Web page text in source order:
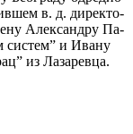
в. д. ди­рек­то­
Алек­сан­дру Па­
си­стем” и Ива­ну
из Ла­за­рев­ца.